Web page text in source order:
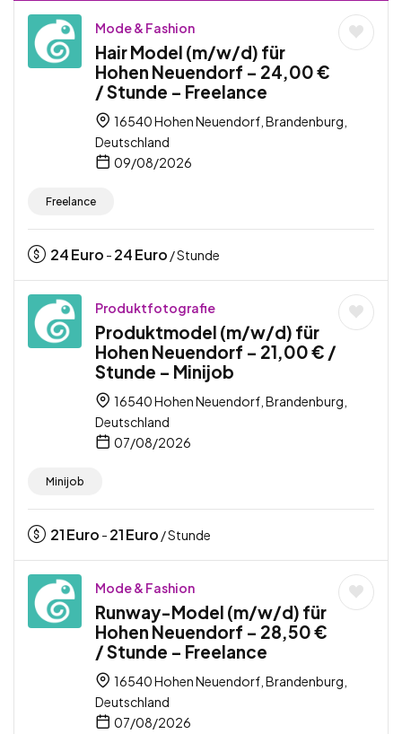
Mode & Fashion
Hair Model (m/w/d) für
Hohen Neuendorf – 24,00 €
/ Stunde – Freelance
16540 Hohen Neuendorf, Brandenburg,
Deutschland
09/08/2026
Freelance
24Euro - 24Euro / Stunde
Produktfotografie
Produktmodel (m/w/d) für
Hohen Neuendorf – 21,00 € /
Stunde – Minijob
16540 Hohen Neuendorf, Brandenburg,
Deutschland
07/08/2026
Minijob
21Euro - 21Euro / Stunde
Mode & Fashion
Runway-Model (m/w/d) für
Hohen Neuendorf – 28,50 €
/ Stunde – Freelance
16540 Hohen Neuendorf, Brandenburg,
Deutschland
07/08/2026